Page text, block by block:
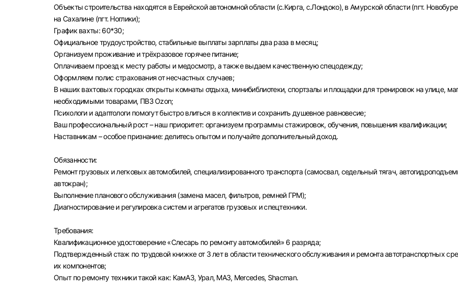
Казань
Челябинск Пермь
Ульяновск
Курган Уфа
Войдите в личный кабинет, чтобы просматривать
E-mail или Телефон
Пароль
Объекты строительства находятся в Еврейской автономной области (с.Кирга, с.Лондоко), в Амурской области (пгт.
на Сахалине (пгт. Ноглики);
График вахты: 60*30;
Официальное трудоустройство, стабильные выплаты зарплаты два раза в месяц;
Организуем проживание и трёхразовое горячее питание;
Оплачиваем проезд к месту работы и медосмотр, а также выдаем качественную спецодежду;
Оформляем полис страхования от несчастных случаев;
В наших вахтовых городках открыты комнаты отдыха, минибиблиотеки, спортзалы и площадки для тренировок на улице,
необходимыми товарами, ПВЗ Ozon;
Психологи и адаптологи помогут быстро влиться в коллектив и сохранить душевное равновесие;
Ваш профессиональный рост – наш приоритет: организуем программы стажировок, обучения, повышения квалификации;
Наставникам – особое признание: делитесь опытом и получайте дополнительный доход.
Обязанности:
Ремонт грузовых и легковых автомобилей, специализированного транспорта (самосвал, седельный тягач,
автокран);
Выполнение планового обслуживания (замена масел, фильтров, ремней ГРМ);
Диагностирование и регулировка систем и агрегатов грузовых и спецтехники.
Требования:
Квалификационное удостоверение «Слесарь по ремонту автомобилей» 6 разряда;
Подтвержденный стаж по трудовой книжке от 3 лет в области технического обслуживания и ремонта автотранспортных
их компонентов;
Опыт по ремонту техники такой как: КамАЗ, Урал, МАЗ, Mercedes, Shacman.